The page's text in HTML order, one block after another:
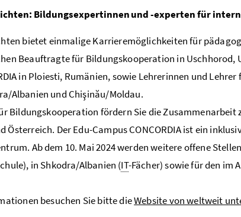
Bildungsexpertinnen und -experten für
bietet einmalige Karrieremöglichkeiten für
Beauftragte für Bildungskooperation in Uschhorod,
in Ploiesti, Rumänien, sowie Lehrerinnen und
Albanien und Chişinău/Moldau.
Bildungskooperation fördern Sie die
Österreich. Der Edu-Campus CONCORDIA ist ein
Ab dem 10. Mai 2024 werden weitere offene
in Shkodra/Albanien (IT-Fächer) sowie für den im
besuchen Sie bitte dieWebsite von weltweit